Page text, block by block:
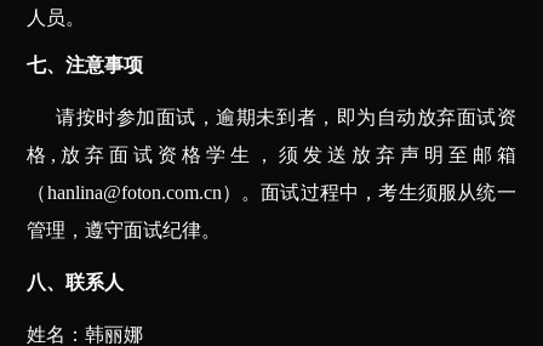
人员。
七、注意事项
请按时参加面试，逾期未到者，即为自动放弃面试资
格,放弃面试资格学生，须发送放弃声明至邮箱
（hanlina@foton.com.cn）。面试过程中，考生须服从统一
管理，遵守面试纪律。
八、联系人
姓名：韩丽娜